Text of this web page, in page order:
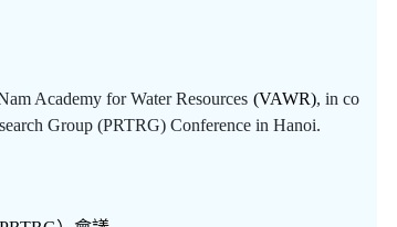
Academy for Water Resources (VAWR), in co
Group (PRTRG) Conference in Hanoi.